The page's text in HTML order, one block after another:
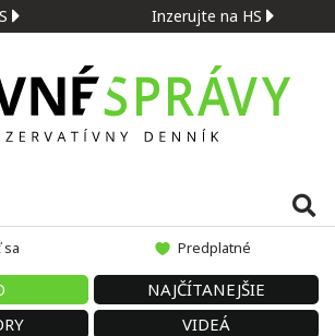
Inzerujte na HS
sa Predplatné
NAJČÍTANEJŠIE
VIDEÁ